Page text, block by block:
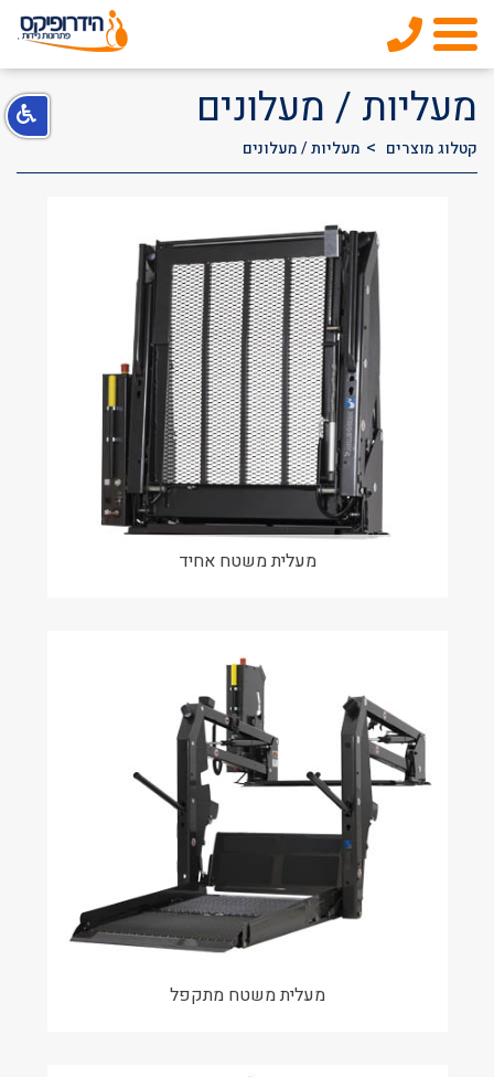
מעליות / מעלונים
קטלוג מוצרים מעליות / מעלונים
מעלית משטח אחיד
מעלית משטח מתקפל